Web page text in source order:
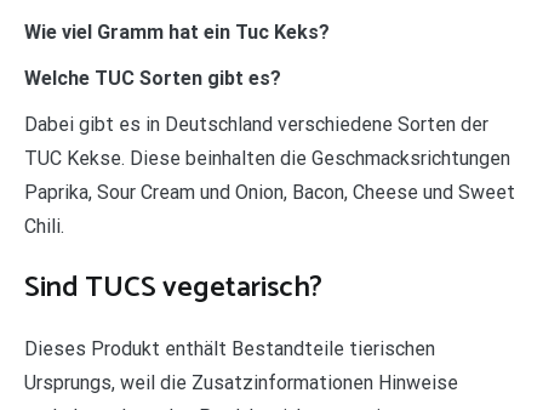
Wie viel Gramm hat ein Tuc Keks?
Welche TUC Sorten gibt es?
Dabei gibt es in Deutschland verschiedene Sorten der
TUC Kekse. Diese beinhalten die Geschmacksrichtungen
Paprika, Sour Cream und Onion, Bacon, Cheese und Sweet
Chili.
Sind TUCS vegetarisch?
Dieses Produkt enthält Bestandteile tierischen
Ursprungs, weil die Zusatzinformationen Hinweise